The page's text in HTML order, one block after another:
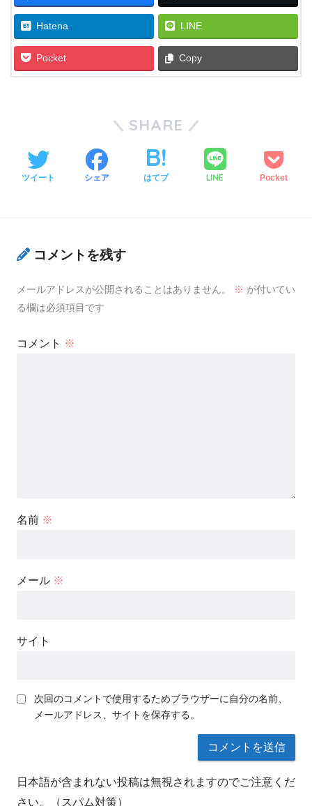
Hatena LINE
Pocket Copy
SHARE
ツイート シェア はてブ LINE Pocket
コメントを残す
メールアドレスが公開されることはありません。 ※ が付いてい
る欄は必須項目です
コメント ※
名前 ※
メール ※
サイト
次回のコメントで使用するためブラウザーに自分の名前、
メールアドレス、サイトを保存する。
日本語が含まれない投稿は無視されますのでご注意くだ
さい。（スパム対策）